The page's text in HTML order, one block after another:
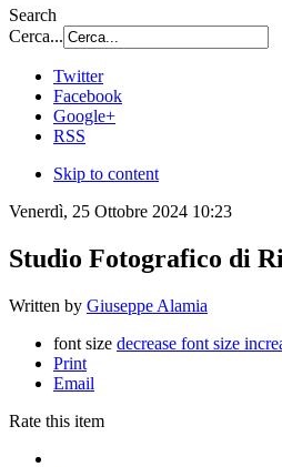
Search
Cerca...
Twitter
Facebook
Google+
RSS
Skip to content
Venerdì, 25 Ottobre 2024 10:23
Studio Fotografico di
Written by Giuseppe Alamia
font size decrease font size
Print
Email
Rate this item